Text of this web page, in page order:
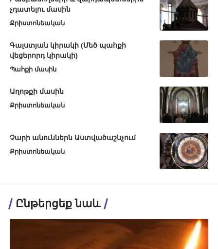
չդատելու մասին
Քրիստոնեական
Գալստյան կիրակի (Մեծ պահքի
վեցերորդ կիրակի)
Պահքի մասին
Աղոթքի մասին
Քրիստոնեական
Չարի անուններն Աստվածաշնչում
Քրիստոնեական
Ընթերցեք նաև